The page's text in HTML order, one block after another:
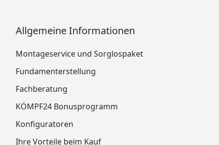
Allgemeine Informationen
Montageservice und Sorglospaket
Fundamenterstellung
Fachberatung
KÖMPF24 Bonusprogramm
Konfiguratoren
Ihre Vorteile beim Kauf